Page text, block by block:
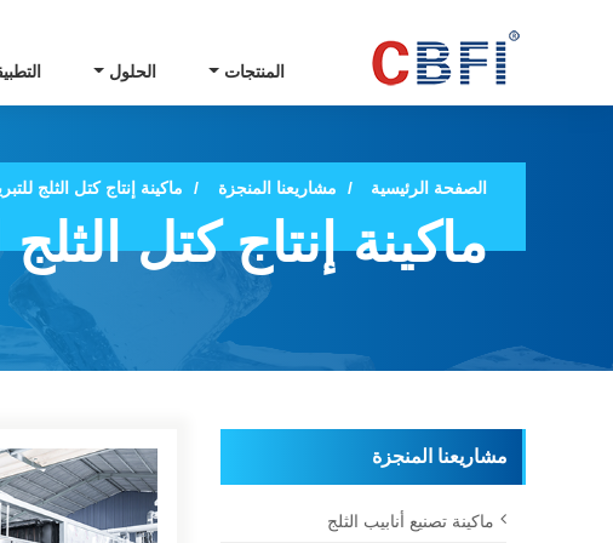
المنتجات الحلول
الصفحة الرئيسية مشاريعنا المنجزة ماكينة إنتاج كتل الثلج
ماكينة إنتاج كتل الثلج
مشاريعنا المنجزة
ماكينة تصنيع أنابيب الثلج